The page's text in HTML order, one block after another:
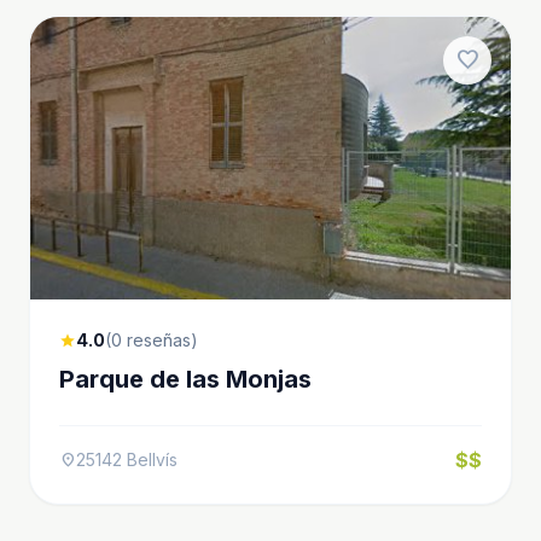
favorite
star4.0(0 reseñas)
Parque de las Monjas
location_on25142 Bellvís $$